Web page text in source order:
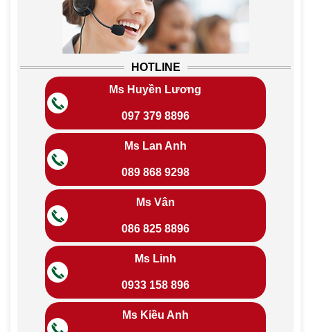
HOTLINE
Ms Huyền Lương
097 379 8896
Ms Lan Anh
089 868 9298
Ms Vân
086 825 8896
Ms Linh
0933 158 896
Ms Kiều Anh